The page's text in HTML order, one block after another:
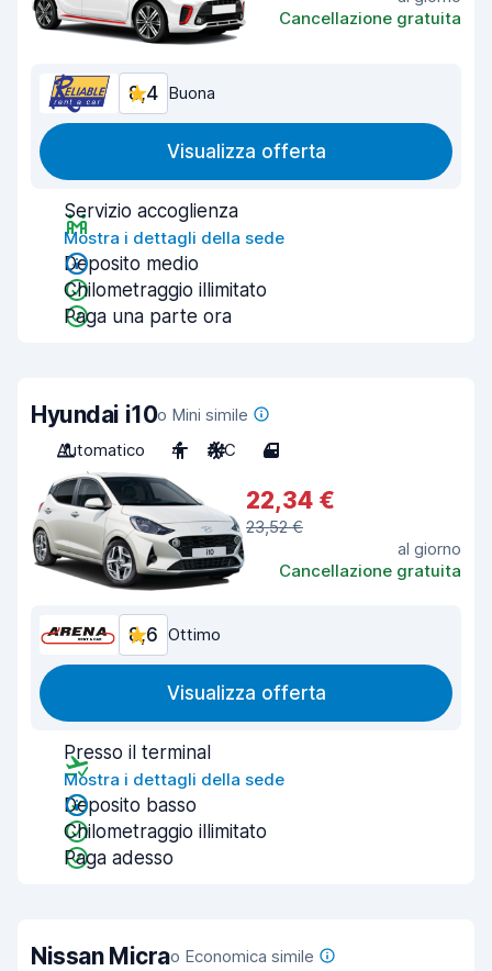
Cancellazione gratuita
8,4 Buona
Visualizza offerta
Servizio accoglienza
Mostra i dettagli della sede
Deposito medio
Chilometraggio illimitato
Paga una parte ora
Hyundai i10o Mini simile
Automatico
4 A/C 4
22,34 €
23,52 €
al giorno
Cancellazione gratuita
8,6 Ottimo
Visualizza offerta
Presso il terminal
Mostra i dettagli della sede
Deposito basso
Chilometraggio illimitato
Paga adesso
Nissan Micrao Economica simile